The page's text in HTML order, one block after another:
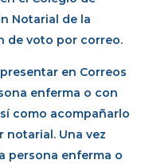
Notarial de la
de voto por correo.
en Correos
enferma o con
como acompañarlo
notarial. Una vez
persona enferma o